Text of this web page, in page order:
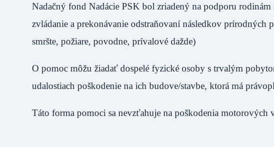
Nadačný fond Nadácie PSK bol zriadený na podporu
zvládanie a prekonávanie odstraňovaní následkov
smršte, požiare, povodne, prívalové dažde)
O pomoc môžu žiadať dospelé fyzické osoby s trvalým
udalostiach poškodenie na ich budove/stavbe, ktorá má
Táto forma pomoci sa nevzťahuje na poškodenia motorových